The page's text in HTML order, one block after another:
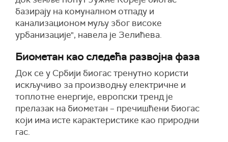
базирају на комуналном отпаду и
канализационом муљу због високе
урбанизације", навела је Зелићева.
Биометан као следећа развојна фаза
Док се у Србији биогас тренутно користи
искључиво за производњу електричне и
топлотне енергије, европски тренд је
прелазак на биометан – пречишћени биогас
који има исте карактеристике као природни
гас.